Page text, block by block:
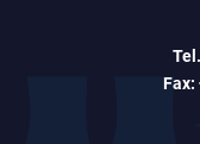
Fax: